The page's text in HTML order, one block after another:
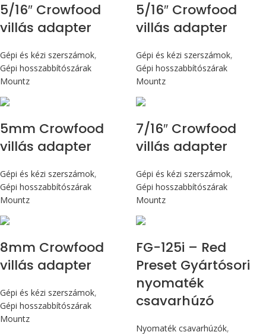
5/16″ Crowfood
villás adapter
Gépi és kézi szerszámok,
Gépi hosszabbítószárak
Mountz
5/16″ Crowfood
villás adapter
Gépi és kézi szerszámok,
Gépi hosszabbítószárak
Mountz
5mm Crowfood
villás adapter
Gépi és kézi szerszámok,
Gépi hosszabbítószárak
Mountz
7/16″ Crowfood
villás adapter
Gépi és kézi szerszámok,
Gépi hosszabbítószárak
Mountz
8mm Crowfood
villás adapter
Gépi és kézi szerszámok,
Gépi hosszabbítószárak
Mountz
FG-125i – Red
Preset Gyártósori
nyomaték
csavarhúzó
Nyomaték csavarhúzók,